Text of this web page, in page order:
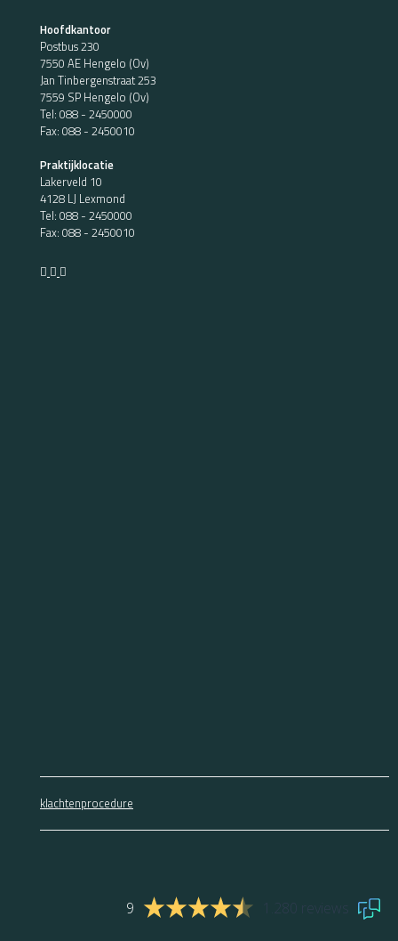
Hoofdkantoor
Postbus 230
7550 AE Hengelo (Ov)
Jan Tinbergenstraat 253
7559 SP Hengelo (Ov)
Tel: 088 - 2450000
Fax: 088 - 2450010
Praktijklocatie
Lakerveld 10
4128 LJ Lexmond
Tel: 088 - 2450000
Fax: 088 - 2450010
klachtenprocedure
9